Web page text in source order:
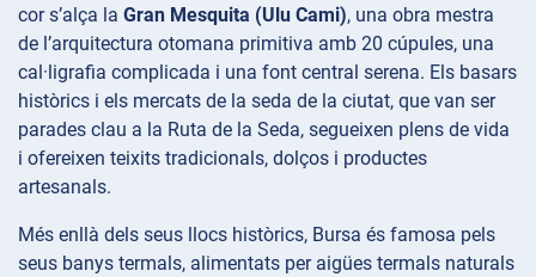
cor s’alça la Gran Mesquita (Ulu Cami), una obra mestra
de l’arquitectura otomana primitiva amb 20 cúpules, una
cal·ligrafia complicada i una font central serena. Els basars
històrics i els mercats de la seda de la ciutat, que van ser
parades clau a la Ruta de la Seda, segueixen plens de vida
i ofereixen teixits tradicionals, dolços i productes
artesanals.
Més enllà dels seus llocs històrics, Bursa és famosa pels
seus banys termals, alimentats per aigües termals naturals